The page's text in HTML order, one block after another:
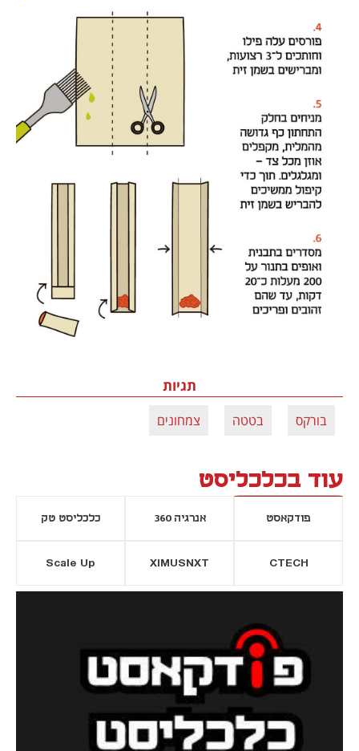
תגיות
בורקס בטטה צמחונים
עוד בכלכליסט
פודקאסט אנרגיה 360 כלכליסט טק
CTECH
XIMUSNXT
Scale Up
נפתח בכרטיסייה חדשה חדשה